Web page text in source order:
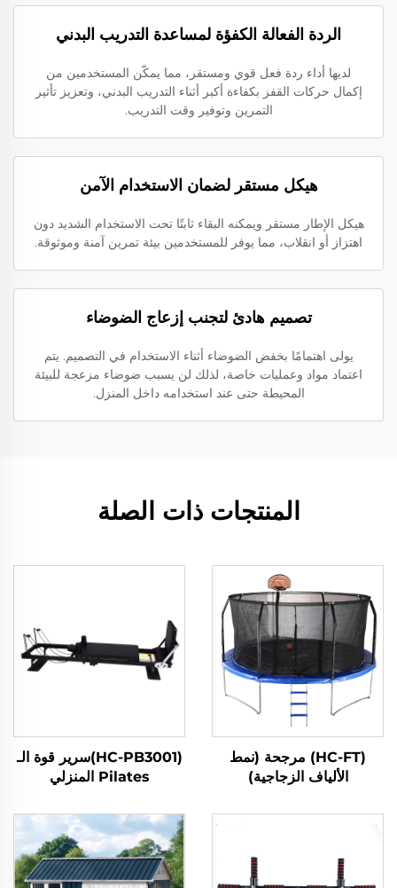
الردة الفعالة الكفؤة لمساعدة التدريب البدني
لديها أداء ردة فعل قوي ومستقر، مما يمكّن المستخدمين من
إكمال حركات القفز بكفاءة أكبر أثناء التدريب البدني، وتعزيز تأثير
التمرين وتوفير وقت التدريب.
هيكل مستقر لضمان الاستخدام الآمن
هيكل الإطار مستقر ويمكنه البقاء ثابتًا تحت الاستخدام الشديد دون
اهتزاز أو انقلاب، مما يوفر للمستخدمين بيئة تمرين آمنة وموثوقة.
تصميم هادئ لتجنب إزعاج الضوضاء
يولى اهتمامًا بخفض الضوضاء أثناء الاستخدام في التصميم. يتم
اعتماد مواد وعمليات خاصة، لذلك لن يسبب ضوضاء مزعجة للبيئة
المحيطة حتى عند استخدامه داخل المنزل.
المنتجات ذات الصلة
(HC-FT) مرجحة (نمط
الألياف الزجاجية)
(HC-PB3001)سرير قوة الـ
Pilates المنزلي